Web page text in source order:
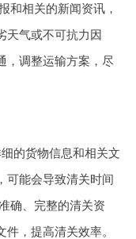
和相关的新闻资讯，
天气或不可抗力因
，调整运输方案，尽
的货物信息和相关文
可能会导致清关时间
确、完整的清关资
，提高清关效率。